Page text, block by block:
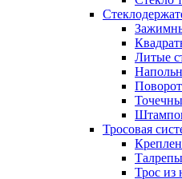
Литые
Тросовая
Трос из